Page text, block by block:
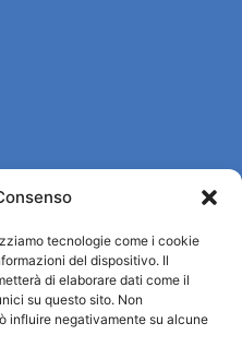
tecnologie come i cookie
del dispositivo. Il
di elaborare dati come il
su questo sito. Non
influire negativamente su alcune